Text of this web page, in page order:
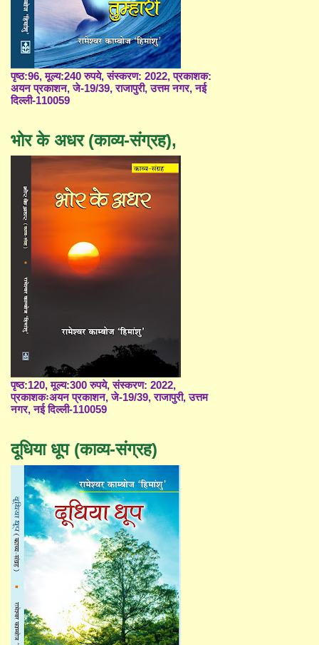
पृष्ठ:96, मूल्य:240 रुपये, संस्करण: 2022, प्रकाशक:
अयन प्रकाशन, जे-19/39, राजापुरी, उत्तम नगर, नई
दिल्ली-110059
भोर के अधर (काव्य-संग्रह),
पृष्ठ:120, मूल्य:300 रुपये, संस्करण: 2022,
प्रकाशकःअयन प्रकाशन, जे-19/39, राजापुरी, उत्तम
नगर, नई दिल्ली-110059
दूधिया धूप (काव्य-संग्रह)